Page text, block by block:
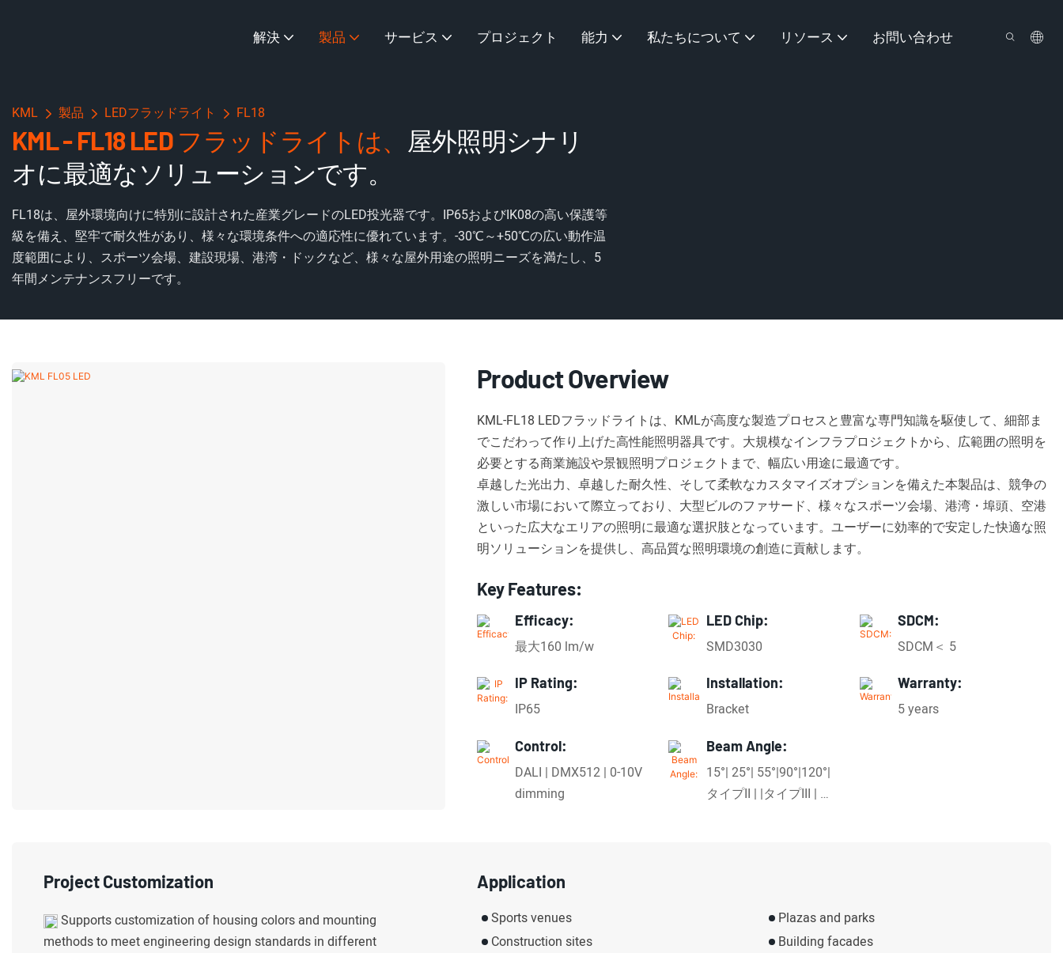
解決 製品 サービス プロジェクト 能力 私たちについて リソース お問い合わせ
KML 製品 LEDフラッドライト FL18
KML - FL18 LED フラッドライトは、
屋外照明シナリ
オに最適なソリューションです。
FL18は、屋外環境向けに特別に設計された産業グレードのLED投光器です。IP65およびIK08の高い保護等
級を備え、堅牢で耐久性があり、様々な環境条件への適応性に優れています。-30℃～+50℃の広い動作温
度範囲により、スポーツ会場、建設現場、港湾・ドックなど、様々な屋外用途の照明ニーズを満たし、5
年間メンテナンスフリーです。
Product Overview
KML-FL18 LEDフラッドライトは、KMLが高度な製造プロセスと豊富な専門知識を駆使して、細部ま
でこだわって作り上げた高性能照明器具です。大規模なインフラプロジェクトから、広範囲の照明を
必要とする商業施設や景観照明プロジェクトまで、幅広い用途に最適です。
卓越した光出力、卓越した耐久性、そして柔軟なカスタマイズオプションを備えた本製品は、競争の
激しい市場において際立っており、大型ビルのファサード、様々なスポーツ会場、港湾・埠頭、空港
といった広大なエリアの照明に最適な選択肢となっています。ユーザーに効率的で安定した快適な照
明ソリューションを提供し、高品質な照明環境の創造に貢献します。
Key Features:
Efficacy:
最大160 lm/w
LED Chip:
SMD3030
SDCM:
SDCM＜ 5
IP Rating:
IP65
Installation:
Bracket
Warranty:
5 years
Control:
DALI | DMX512 | 0-10V
dimming
Beam Angle:
15°| 25°| 55°|90°|120°|
タイプII | |タイプIII | タ
Project Customization
Supports customization of housing colors and mounting
methods to meet engineering design standards in different
Application
Sports venues
Plazas and parks
Construction sites
Building facades